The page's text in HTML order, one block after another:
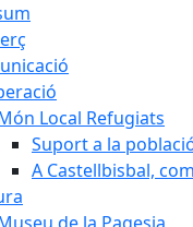
Local Refugiats
Suport a la
A Castellbisbal,